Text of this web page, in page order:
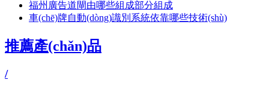
福州廣告道閘由哪些組成部分組成
車(chē)牌自動(dòng)識別系統依靠哪些技術(shù)
推薦產(chǎn)品
/